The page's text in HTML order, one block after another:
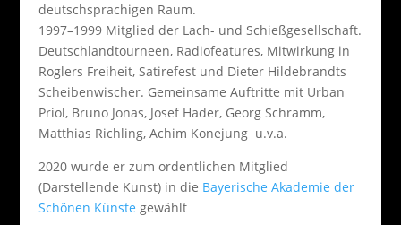
deutschsprachigen Raum.
1997–1999 Mitglied der Lach- und Schießgesellschaft.
Deutschlandtourneen, Radiofeatures, Mitwirkung in
Roglers Freiheit, Satirefest und Dieter Hildebrandts
Scheibenwischer. Gemeinsame Auftritte mit Urban
Priol, Bruno Jonas, Josef Hader, Georg Schramm,
Matthias Richling, Achim Konejung u.v.a.
2020 wurde er zum ordentlichen Mitglied
(Darstellende Kunst) in die Bayerische Akademie der
Schönen Künste gewählt